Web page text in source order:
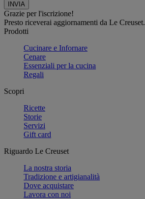
Grazie per l'iscrizione!
Presto riceverai aggiornamenti da Le Creuset.
Prodotti
Cucinare e Infornare
Cenare
Essenziali per la cucina
Regali
Scopri
Ricette
Storie
Servizi
Gift card
Riguardo Le Creuset
La nostra storia
Tradizione e artigianalità
Dove acquistare
Lavora con noi